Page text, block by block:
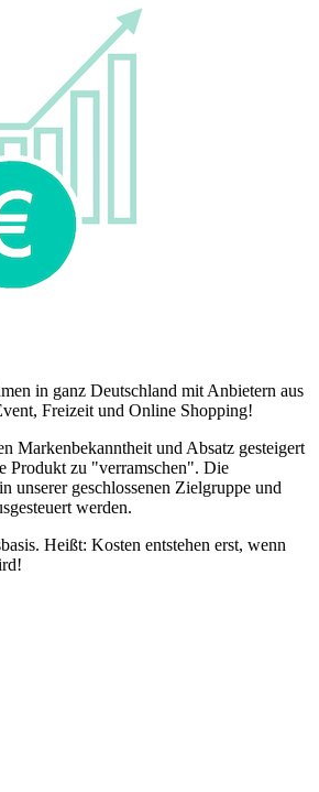
in ganz Deutschland mit Anbietern aus
Freizeit und Online Shopping!
Markenbekanntheit und Absatz gesteigert
Produkt zu "verramschen". Die
unserer geschlossenen Zielgruppe und
werden.
Heißt: Kosten entstehen erst, wenn